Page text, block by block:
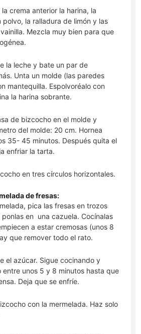
crema anterior la harina, la
polvo, la ralladura de limón y las
Mezcla muy bien para que
la leche y bate un par de
Unta un molde (las paredes
mantequilla. Espolvoréalo con
la harina sobrante.
de bizcocho en el molde y
del molde: 20 cm. Hornea
35- 45 minutos. Después quita el
enfriar la tarta.
en tres círculos horizontales.
de fresas:
pica las fresas en trozos
ponlas en una cazuela. Cocínalas
a estar cremosas (unos 8
que remover todo el rato.
el azúcar. Sigue cocinando y
entre unos 5 y 8 minutos hasta que
Deja que se enfríe.
con la mermelada. Haz solo